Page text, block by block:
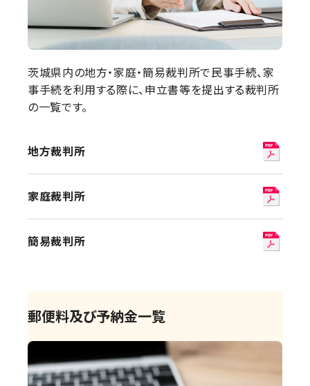
茨城県内の地方・家庭・簡易裁判所で民事手続、家
事手続を利用する際に、申立書等を提出する裁判所
の一覧です。
地方裁判所
家庭裁判所
簡易裁判所
郵便料及び予納金一覧